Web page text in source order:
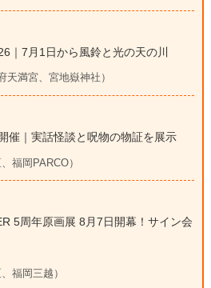
｜7月1日から風鈴と光の天の川
満宮、宮地嶽神社）
催｜実話怪談と呪物の物証を展示
福岡PARCO）
5周年原画展 8月7日開幕！サイン会
福岡三越）